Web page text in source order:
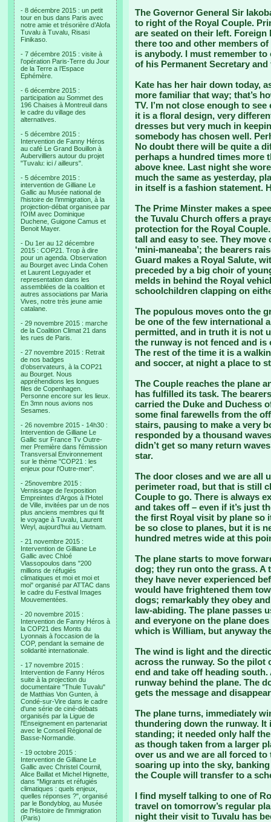
- 8 décembre 2015 : un petit
tour en bus dans Paris avec
notre amie et trésorière d’Alofa
Tuvalu à Tuvalu, Risasi
Finikaso.
- 7 décembre 2015 : visite à
l’opération Paris-Terre du Jour
de la Terre a l’Espace
Ephémère.
- 6 décembre 2015 :
participation au Sommet des
196 Chaises à Montreuil dans
le cadre du village des
alternatives.
- 5 décembre 2015 :
Intervention de Fanny Héros
au café Le Grand Bouillon à
Aubervilliers autour du projet
"Tuvalu: ici / ailleurs".
- 5 décembre 2015 :
intervention de Gilliane Le
Gallic au Musée national de
l’histoire de l’immigration, à la
projection-débat organisee par
l’OIM avec Dominique
Duchene, Guigone Camus et
Benoit Mayer.
- Du 1er au 12 décembre
2015 : COP21. Trop à dire
pour un agenda. Observation
au Bourget avec Linda Cohen
et Laurent Leguyader et
representation dans les
assemblées de la coalition et
autres associations par Maria
Vives, notre très jeune amie
catalane.
- 29 novembre 2015 : marche
de la Coalition Climat 21 dans
les rues de Paris.
- 27 novembre 2015 : Retrait
de nos badges
d’observateurs, à la COP21
au Bourget. Nous
appréhendions les longues
files de Copenhagen.
Personne encore sur les lieux.
En 3mn nous avions nos
Sesames.
- 26 novembre 2015 - 14h30 :
Intervention de Gilliane Le
Gallic sur France Tv Outre-
mer Première dans l'émission
Transversal Environnement
sur le thème "COP21 : les
enjeux pour l'Outre-mer".
- 25novembre 2015 :
Vernissage de l’exposition
Empreintes d’Argos à l’Hotel
de Ville, invitées par un de nos
plus anciens membres qui fit
le voyage à Tuvalu, Laurent
Weyl, aujourd’hui au Vietnam.
- 21 novembre 2015 :
Intervention de Gilliane Le
Gallic avec Chloé
Vlassopoulos dans "200
millions de réfugiés
climatiques et moi et moi et
moi" organisé par ATTAC dans
le cadre du Festival Images
Mouvementées.
- 20 novembre 2015 :
Intervention de Fanny Héros à
la COP21 des Monts du
Lyonnais à l'occasion de la
COP, pendant la semaine de
solidarité internationale.
- 17 novembre 2015 :
Intervention de Fanny Héros
suite à la projection du
documentaire "Thule Tuvalu"
de Matthias Von Gunten, à
Condé-sur-Vire dans le cadre
d'une série de ciné-débats
organisés par la Ligue de
l'Enseignement en partenariat
avec le Conseil Régional de
Basse-Normandie.
- 19 octobre 2015 :
Intervention de Gilliane Le
Gallic avec Christel Cournil,
Alice Baillat et Michel Hignette,
dans "Migrants et réfugiés
climatiques : quels enjeux,
quelles réponses ?", organisé
par le Bondyblog, au Musée
de l'Histoire de l'immigration
(Paris)
The Governor General Sir
to right of the Royal Couple.
are seated on their left. Foreign
there too and other members
is anybody. I must remember
of his Permanent Secretary
Kate has her hair down today,
more familiar that way; that’s
TV. I’m not close enough to
it is a floral design, very
dresses but very much in
somebody has chosen well.
No doubt there will be quite a
perhaps a hundred times more
above knee. Last night she
much the same as yesterday,
in itself is a fashion statement.
The Prime Minster makes a
the Tuvalu Church offers a
protection for the Royal
tall and easy to see. They
‘mini-maneaba’; the bearers
Guard makes a Royal Salute,
preceded by a big choir of
melds in behind the Royal
schoolchildren clapping on
The populous moves onto the
be one of the few international
permitted, and in truth it is not
the runway is not fenced and is
The rest of the time it is a
and soccer, at night a place to
The Couple reaches the plane
has fulfilled its task. The
carried the Duke and Duchess
some final farewells from the
stairs, pausing to make a very
responded by a thousand
didn’t get so many return
star.
The door closes and we are all
perimeter road, but that is still
Couple to go. There is always
and takes off – even if it’s just
the first Royal visit by plane so
be so close to planes, but it is
hundred metres wide at this
The plane starts to move
dog; they run onto the grass. A
they have never experienced
would have frightened them
dogs; remarkably they obey
law-abiding. The plane passes
and everyone on the plane
which is William, but anyway
The wind is light and the
across the runway. So the pilot
end and take off heading
runway behind the plane. The
gets the message and
The plane turns, immediately
thundering down the runway. It
standing; it needed only half
as though taken from a larger
over us and we are all forced
soaring up into the sky,
the Couple will transfer to a
I find myself talking to one of
travel on tomorrow’s regular
night their visit to Tuvalu has